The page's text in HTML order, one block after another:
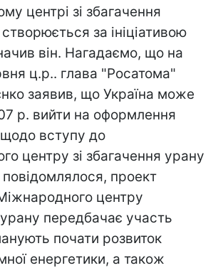
центрі зі збагачення
за ініціативою
він. Нагадаємо, що на
ц.р.. глава "Росатома"
заявив, що Україна може
р. вийти на оформлення
вступу до
центру зі збагачення урану
повідомлялося, проект
центру
передбачає участь
почати розвиток
енергетики, а також